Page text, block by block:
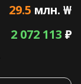
29.5 млн. ₩
2 072 113 ₽